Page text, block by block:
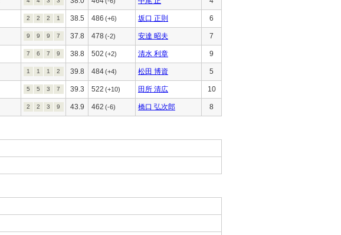
2 2 2 1 38.5 486 (+6) 坂口 正則 6
9 9 9 7 37.8 478 (-2) 安達 昭夫 7
7 6 7 9 38.8 502 (+2) 清水 利章 9
1 1 1 2 39.8 484(+4) 松田 博資 5
5 5 3 7 39.3 522 (+10) 田所 清広 10
2 2 3 9 43.9 462 (-6) 橋口 弘次郎 8